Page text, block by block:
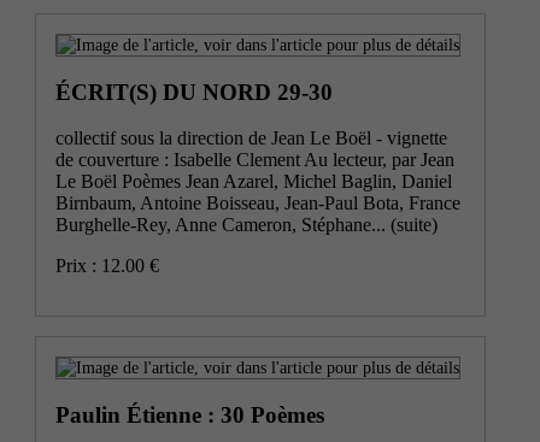
ÉCRIT(S) DU NORD 29-30
collectif sous la direction de Jean Le Boël - vignette
de couverture : Isabelle Clement Au lecteur, par Jean
Le Boël Poèmes Jean Azarel, Michel Baglin, Daniel
Birnbaum, Antoine Boisseau, Jean-Paul Bota, France
Burghelle-Rey, Anne Cameron, Stéphane...(suite)
Prix : 12.00 €
Paulin Étienne : 30 Poèmes